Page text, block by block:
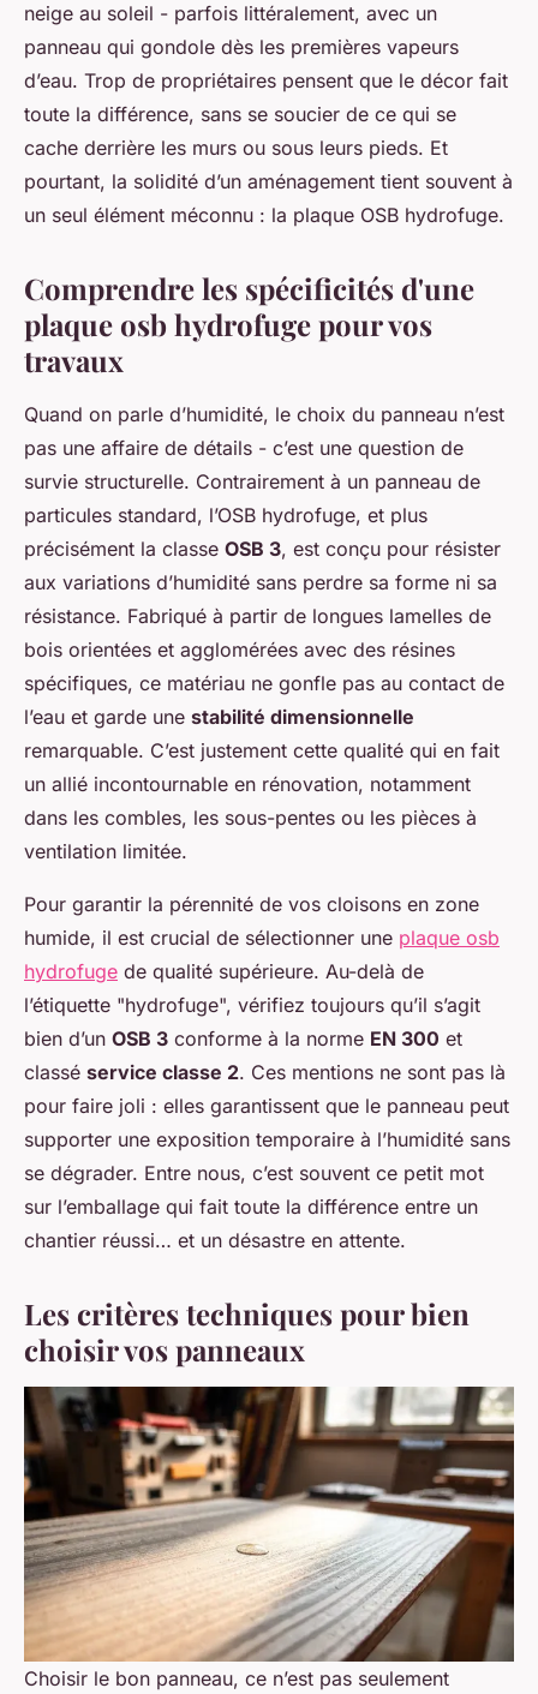
Auberte•07/04/2026 19:27 •7 min de lecture
neige au soleil - parfois littéralement, avec un
panneau qui gondole dès les premières vapeurs
d’eau. Trop de propriétaires pensent que le décor fait
toute la différence, sans se soucier de ce qui se
cache derrière les murs ou sous leurs pieds. Et
pourtant, la solidité d’un aménagement tient souvent à
un seul élément méconnu : la plaque OSB hydrofuge.
Comprendre les spécificités d'une
plaque osb hydrofuge pour vos
travaux
Quand on parle d’humidité, le choix du panneau n’est
pas une affaire de détails - c’est une question de
survie structurelle. Contrairement à un panneau de
particules standard, l’OSB hydrofuge, et plus
précisément la classe OSB 3, est conçu pour résister
aux variations d’humidité sans perdre sa forme ni sa
résistance. Fabriqué à partir de longues lamelles de
bois orientées et agglomérées avec des résines
spécifiques, ce matériau ne gonfle pas au contact de
l’eau et garde une stabilité dimensionnelle
remarquable. C’est justement cette qualité qui en fait
un allié incontournable en rénovation, notamment
dans les combles, les sous-pentes ou les pièces à
ventilation limitée.
Pour garantir la pérennité de vos cloisons en zone
humide, il est crucial de sélectionner une plaque osb
hydrofuge de qualité supérieure. Au-delà de
l’étiquette "hydrofuge", vérifiez toujours qu’il s’agit
bien d’un OSB 3 conforme à la norme EN 300 et
classé service classe 2. Ces mentions ne sont pas là
pour faire joli : elles garantissent que le panneau peut
supporter une exposition temporaire à l’humidité sans
se dégrader. Entre nous, c’est souvent ce petit mot
sur l’emballage qui fait toute la différence entre un
chantier réussi… et un désastre en attente.
Les critères techniques pour bien
choisir vos panneaux
Choisir le bon panneau, ce n’est pas seulement